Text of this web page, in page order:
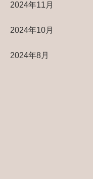
2024年11月
2024年10月
2024年8月